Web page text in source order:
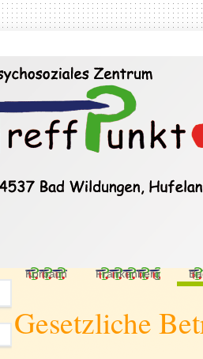
Korbach Frankenberg
Gesetzliche